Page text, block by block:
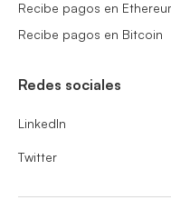
Recibe pagos en
Recibe pagos en Bitcoin
Redes sociales
LinkedIn
Twitter